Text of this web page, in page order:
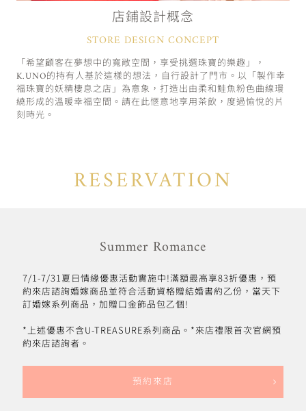
店鋪設計概念
STORE DESIGN CONCEPT
「希望顧客在夢想中的寬敞空間，享受挑選珠寶的樂趣」，
K.UNO的持有人基於這樣的想法，自行設計了門市。以「製作幸
福珠寶的妖精棲息之店」為意象，打造出由柔和鮭魚粉色曲線環
繞形成的溫暖幸福空間。請在此愜意地享用茶飲，度過愉悅的片
刻時光。
RESERVATION
Summer Romance
7/1-7/31夏日情緣優惠活動實施中!滿額最高享83折優惠，預
約來店諮詢婚嫁商品並符合活動資格贈結婚書約乙份，當天下
訂婚嫁系列商品，加贈口金飾品包乙個!
*上述優惠不含U-TREASURE系列商品。*來店禮限首次官網預
約來店諮詢者。
預約來店